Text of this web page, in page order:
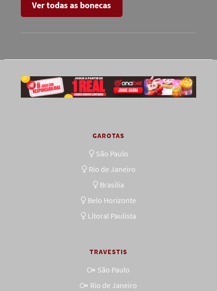
Ver todas as bonecas
GAROTAS
São Paulo
Rio de Janeiro
Brasília
Belo Horizonte
Litoral Paulista
TRAVESTIS
São Paulo
Rio de Janeiro